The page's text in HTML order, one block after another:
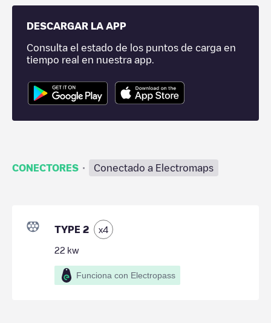
DESCARGAR LA APP
Consulta el estado de los puntos de carga en
tiempo real en nuestra app.
CONECTORES · Conectado a Electromaps
TYPE 2 x4
22 kw
Funciona con Electropass